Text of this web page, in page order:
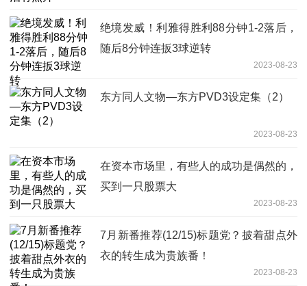
绝境发威！利雅得胜利88分钟1-2落后，
随后8分钟连扳3球逆转
2023-08-23
东方同人文物—东方PVD3设定集（2）
2023-08-23
在资本市场里，有些人的成功是偶然的，
买到一只股票大
2023-08-23
7月新番推荐(12/15)标题党？披着甜点外
衣的转生成为贵族番！
2023-08-23